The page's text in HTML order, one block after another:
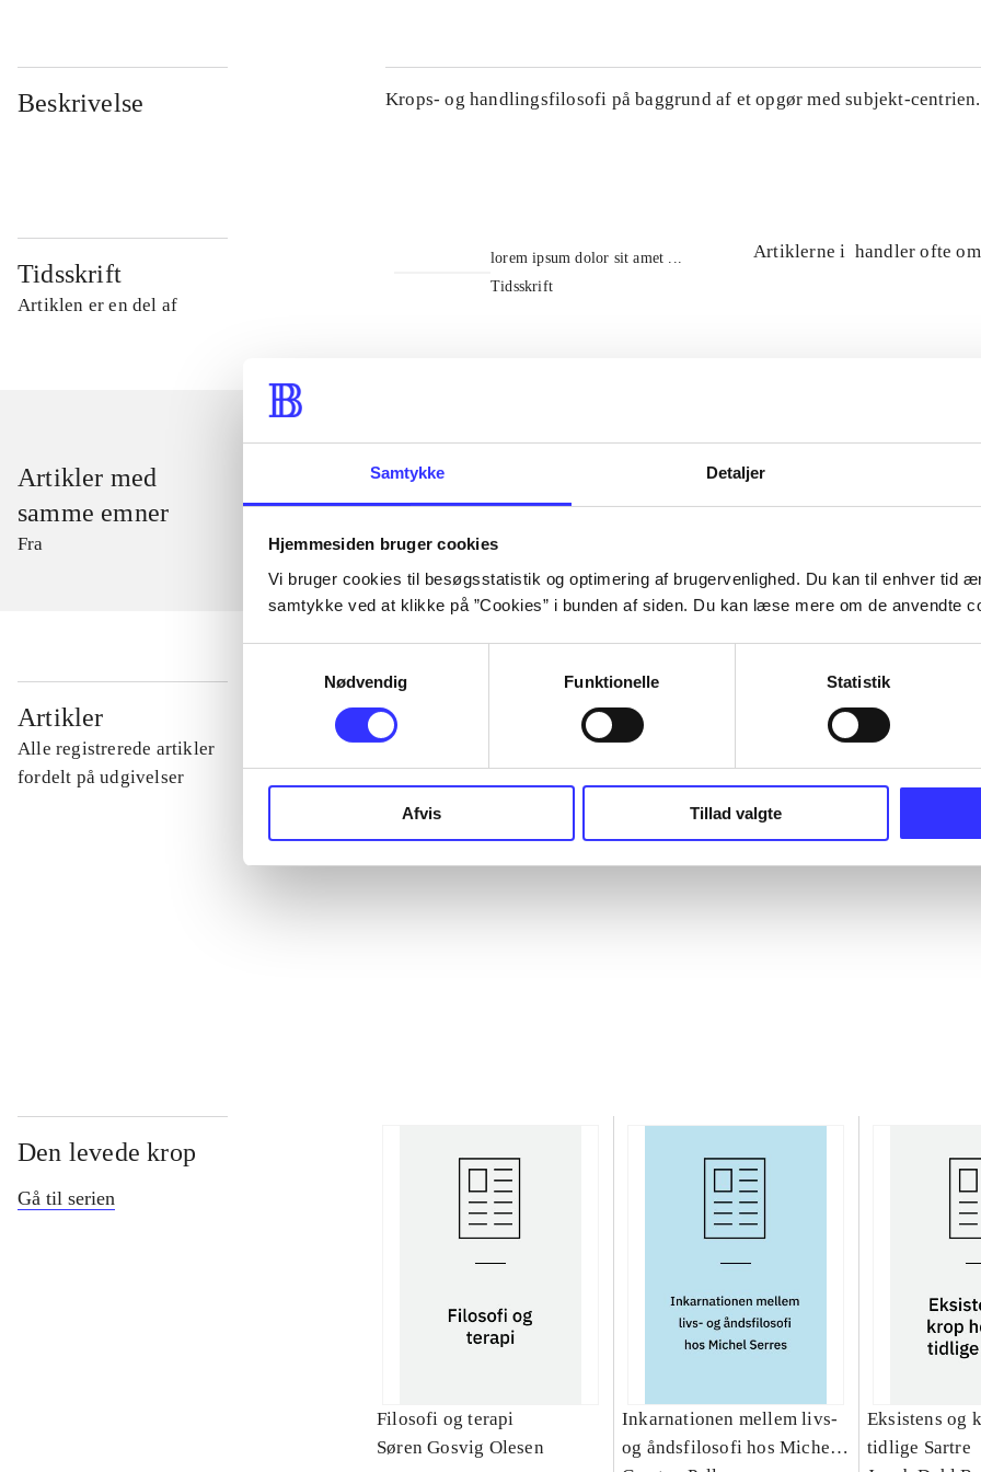
Samtykke Detaljer
Hjemmesiden bruger cookies
Vi bruger cookies til besøgsstatistik og optimering af brugervenlighed. Du kan til enhver tid
samtykke ved at klikke på ”Cookies” i bunden af siden. Du kan læse mere om de anvendte
Nødvendig
Funktionelle Statistik
Afvis Tillad valgte
Beskrivelse Krops- og handlingsfilosofi på baggrund af et opgør med subjekt-centrien.
Tidsskrift
Artiklen er en del af
lorem ipsum dolor sit amet ...
Tidsskrift
Artiklerne i handler ofte om
Artikler med
samme emner
Fra
Artikler
Alle registrerede artikler
fordelt på udgivelser
...
...
Den levede krop
Gå til serien
Filosofi og terapi
Søren Gosvig Olesen
Inkarnationen mellem livs-
og åndsfilosofi hos Michel
Eksistens og
tidlige Sartre